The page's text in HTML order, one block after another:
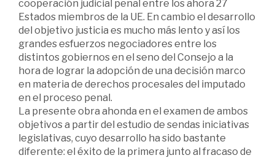
cooperación judicial penal entre los ahora 27
Estados miembros de la UE. En cambio el desarrollo
del objetivo justicia es mucho más lento y así los
grandes esfuerzos negociadores entre los
distintos gobiernos en el seno del Consejo a la
hora de lograr la adopción de una decisión marco
en materia de derechos procesales del imputado
en el proceso penal.
La presente obra ahonda en el examen de ambos
objetivos a partir del estudio de sendas iniciativas
legislativas, cuyo desarrollo ha sido bastante
diferente: el éxito de la primera junto al fracaso de